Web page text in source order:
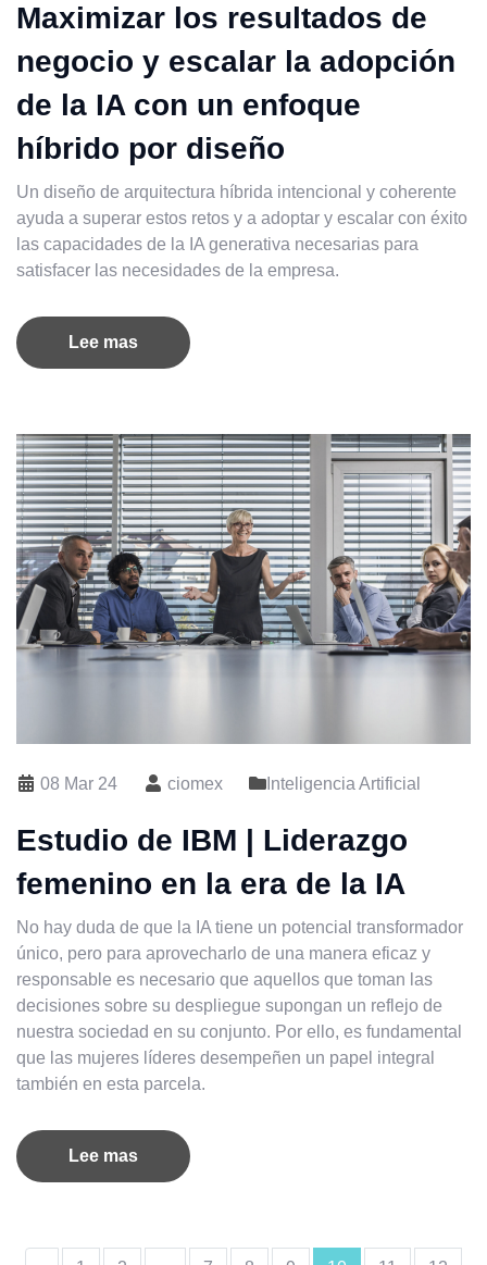
Maximizar los resultados de
negocio y escalar la adopción
de la IA con un enfoque
híbrido por diseño
Un diseño de arquitectura híbrida intencional y coherente
ayuda a superar estos retos y a adoptar y escalar con éxito
las capacidades de la IA generativa necesarias para
satisfacer las necesidades de la empresa.
Lee mas
08 Mar 24 ciomex Inteligencia Artificial
Estudio de IBM | Liderazgo
femenino en la era de la IA
No hay duda de que la IA tiene un potencial transformador
único, pero para aprovecharlo de una manera eficaz y
responsable es necesario que aquellos que toman las
decisiones sobre su despliegue supongan un reflejo de
nuestra sociedad en su conjunto. Por ello, es fundamental
que las mujeres líderes desempeñen un papel integral
también en esta parcela.
Lee mas